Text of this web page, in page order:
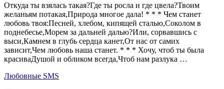
Откуда ты взялась такая?Где ты росла и где цвела?Твоим
желаньям потакая,Природа многое дала! * * * Чем станет
любовь твоя:Песней, хлебом, кипящей сталью,Соколом в
поднебесье,Морем за дальней далью?Или, сорвавшись с
выси,Камнем в глубь сердца канет,От нас от самих
зависит,Чем любовь наша станет. * * * Хочу, чтоб ты была
красиваДушой и обликом всегда,Чтоб нам разлука …
Любовные SMS